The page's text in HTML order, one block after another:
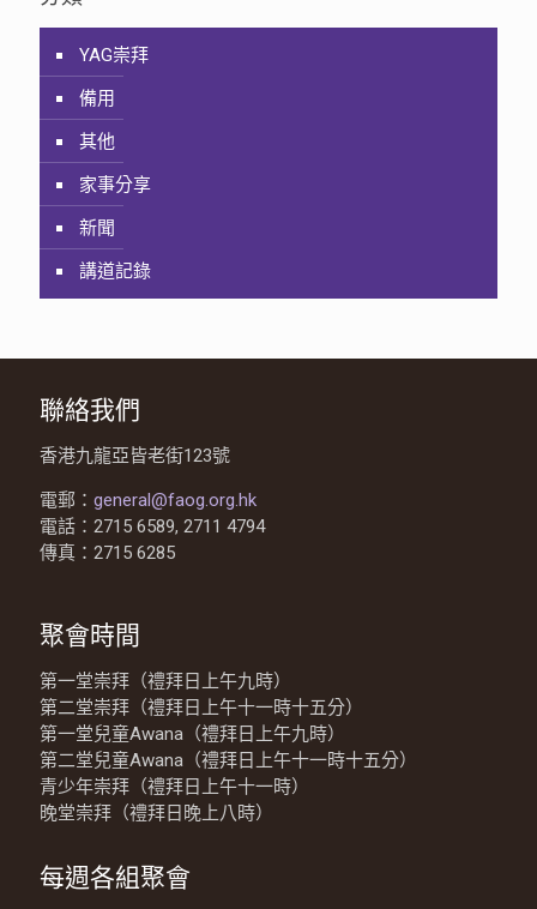
YAG崇拜
備用
其他
家事分享
新聞
講道記錄
聯絡我們
香港九龍亞皆老街123號
電郵： general@faog.org.hk
電話：2715 6589, 2711 4794
傳真：2715 6285
聚會時間
第一堂崇拜（禮拜日上午九時）
第二堂崇拜（禮拜日上午十一時十五分）
第一堂兒童Awana（禮拜日上午九時）
第二堂兒童Awana（禮拜日上午十一時十五分）
青少年崇拜（禮拜日上午十一時）
晚堂崇拜（禮拜日晚上八時）
每週各組聚會